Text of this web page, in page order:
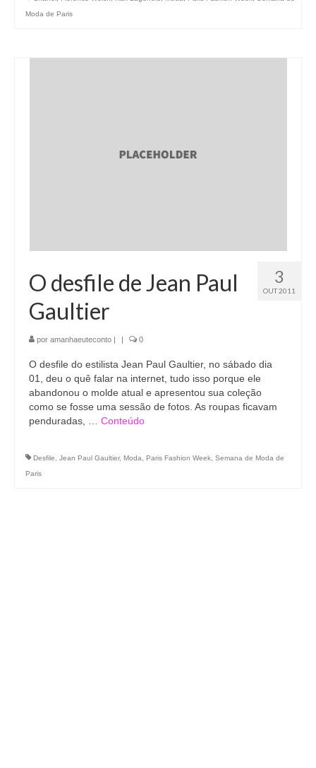
Moda de Paris
3
OUT 2011
O desfile de Jean Paul
Gaultier
por amanhaeuteconto 0
O desfile do estilista Jean Paul Gaultier, no sábado dia
01, deu o quê falar na internet, tudo isso porque ele
abandonou o molde atual e apresentou sua coleção
como se fosse uma sessão de fotos. As roupas ficavam
penduradas, … Conteúdo
Desfile, Jean Paul Gaultier, Moda, Paris Fashion Week, Semana de Moda de
Paris